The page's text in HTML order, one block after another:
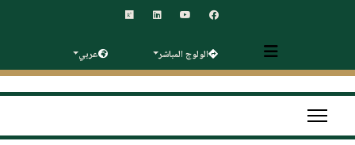
الولوج المباشر عربي